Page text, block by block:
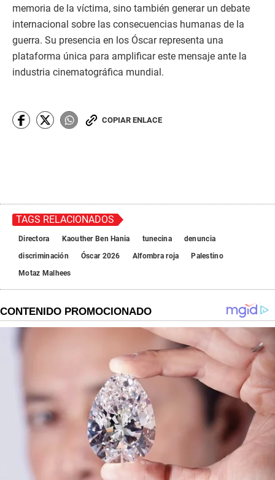
memoria de la víctima, sino también generar un debate
internacional sobre las consecuencias humanas de la
guerra. Su presencia en los Óscar representa una
plataforma única para amplificar este mensaje ante la
industria cinematográfica mundial.
COPIAR ENLACE
TAGS RELACIONADOS
Directora Kaouther Ben Hania tunecina
denuncia
discriminación
Óscar 2026 Alfombra roja
Palestino
Motaz Malhees